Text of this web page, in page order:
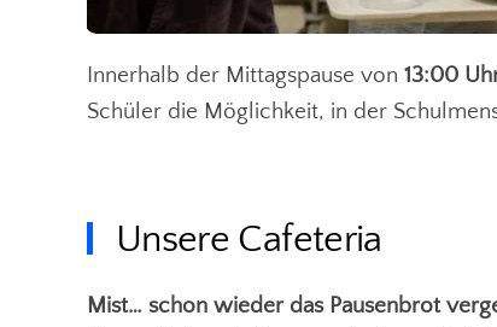
Innerhalb der Mittagspause von 13:00
Schüler die Möglichkeit, in der
Unsere Cafeteria
Mist… schon wieder das Pausenbrot